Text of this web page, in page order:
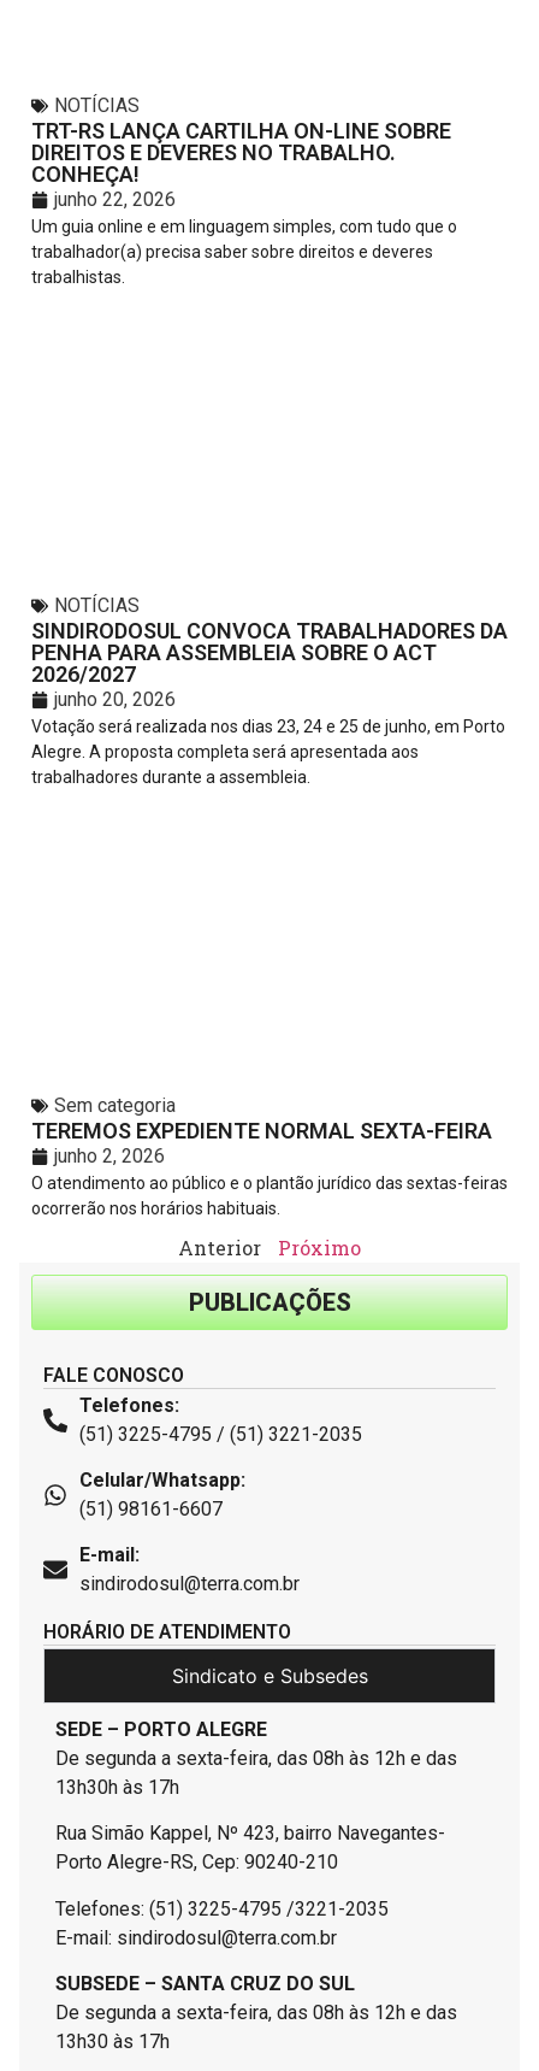
NOTÍCIAS
TRT-RS LANÇA CARTILHA ON-LINE SOBRE
DIREITOS E DEVERES NO TRABALHO.
CONHEÇA!
junho 22, 2026
Um guia online e em linguagem simples, com tudo que o
trabalhador(a) precisa saber sobre direitos e deveres
trabalhistas.
NOTÍCIAS
SINDIRODOSUL CONVOCA TRABALHADORES DA
PENHA PARA ASSEMBLEIA SOBRE O ACT
2026/2027
junho 20, 2026
Votação será realizada nos dias 23, 24 e 25 de junho, em Porto
Alegre. A proposta completa será apresentada aos
trabalhadores durante a assembleia.
Sem categoria
TEREMOS EXPEDIENTE NORMAL SEXTA-FEIRA
junho 2, 2026
O atendimento ao público e o plantão jurídico das sextas-feiras
ocorrerão nos horários habituais.
Anterior Próximo
PUBLICAÇÕES
FALE CONOSCO
Telefones:
(51) 3225-4795 / (51) 3221-2035
Celular/Whatsapp:
(51) 98161-6607
E-mail:
sindirodosul@terra.com.br
HORÁRIO DE ATENDIMENTO
Sindicato e Subsedes
SEDE – PORTO ALEGRE
De segunda a sexta-feira, das 08h às 12h e das
13h30h às 17h
Rua Simão Kappel, Nº 423, bairro Navegantes-
Porto Alegre-RS, Cep: 90240-210
Telefones: (51) 3225-4795 /3221-2035
E-mail: sindirodosul@terra.com.br
SUBSEDE – SANTA CRUZ DO SUL
De segunda a sexta-feira, das 08h às 12h e das
13h30 às 17h